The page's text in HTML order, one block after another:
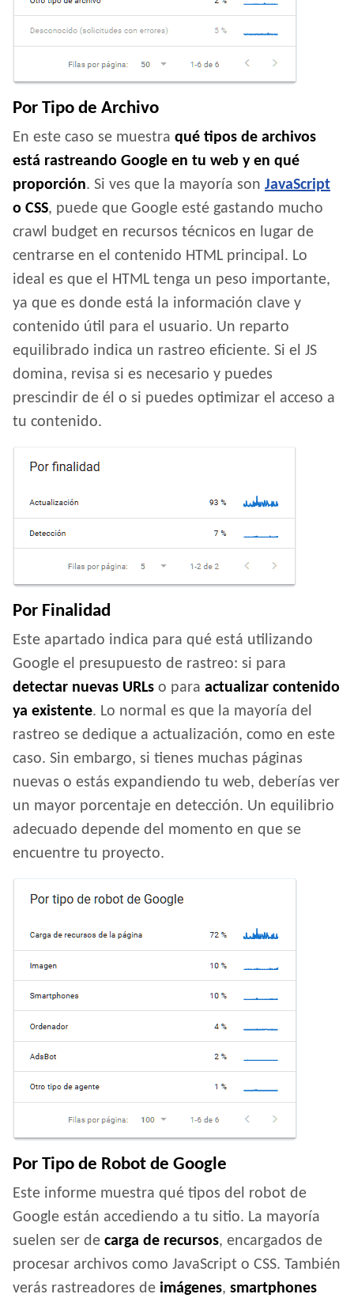
Por Tipo de Archivo
En este caso se muestra qué tipos de archivos
está rastreando Google en tu web y en qué
proporción. Si ves que la mayoría son JavaScript
o CSS, puede que Google esté gastando mucho
crawl budget en recursos técnicos en lugar de
centrarse en el contenido HTML principal. Lo
ideal es que el HTML tenga un peso importante,
ya que es donde está la información clave y
contenido útil para el usuario. Un reparto
equilibrado indica un rastreo eficiente. Si el JS
domina, revisa si es necesario y puedes
prescindir de él o si puedes optimizar el acceso a
tu contenido.
Por Finalidad
Este apartado indica para qué está utilizando
Google el presupuesto de rastreo: si para
detectar nuevas URLs o para actualizar contenido
ya existente. Lo normal es que la mayoría del
rastreo se dedique a actualización, como en este
caso. Sin embargo, si tienes muchas páginas
nuevas o estás expandiendo tu web, deberías ver
un mayor porcentaje en detección. Un equilibrio
adecuado depende del momento en que se
encuentre tu proyecto.
Por Tipo de Robot de Google
Este informe muestra qué tipos del robot de
Google están accediendo a tu sitio. La mayoría
suelen ser de carga de recursos, encargados de
procesar archivos como JavaScript o CSS. También
verás rastreadores de imágenes, smartphones